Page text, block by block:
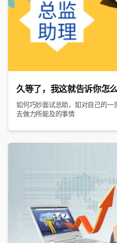
久等了，我这就告诉你怎
如何巧妙面试总助，如对自己的一
去做力所能及的事情